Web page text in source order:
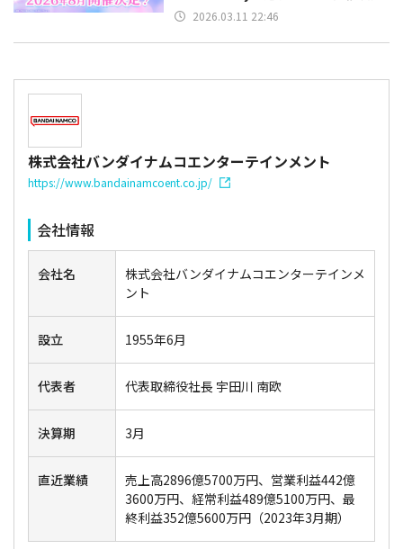
2026.03.11 22:46
株式会社バンダイナムコエンターテインメント
https://www.bandainamcoent.co.jp/
会社情報
会社名
株式会社バンダイナムコエンターテインメ
ント
設立 1955年6月
代表者 代表取締役社長 宇田川 南欧
決算期 3月
直近業績
売上高2896億5700万円、営業利益442億
3600万円、経常利益489億5100万円、最
終利益352億5600万円（2023年3月期）